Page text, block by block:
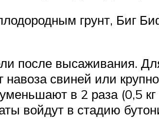
грунт, Биг
после высаживания.
навоза свиней или
в 2 раза (0,5
войдут в стадию